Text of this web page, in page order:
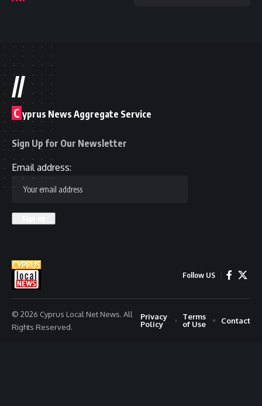
//
C yprus News Aggregate Service
Sign Up for Our Newsletter
Email address:
Follow US
© 2026 Cyprus Local Net News. All
Rights Reserved.
Privacy
Policy
Terms
of Use
Contact